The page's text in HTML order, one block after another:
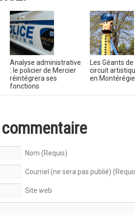
Analyse administrative
: le policier de Mercier
réintégrera ses
fonctions
Les Géants
circuit
en
Nom (Requis)
Courriel (ne sera pas publié)
Site web